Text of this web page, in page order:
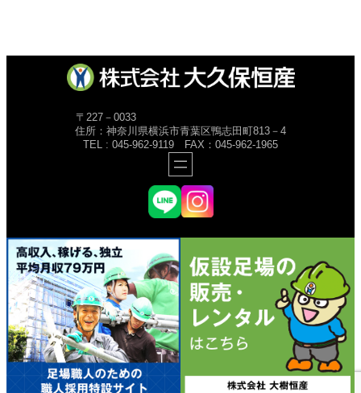
〒227－0033
住所：神奈川県横浜市青葉区鴨志田町813－4
TEL : 045-962-9119 FAX：045-962-1965